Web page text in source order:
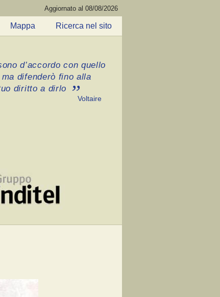
Aggiornato al 08/08/2026
Mappa Ricerca nel sito
d’accordo con quello
difenderò fino alla
diritto a dirlo
Voltaire